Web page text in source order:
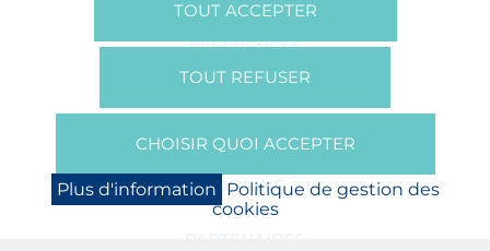
Bureaux
RÉFÉRENCES
SUR NOUS
Presse
BOOKING
NEWS
PARTENAIRES
TOUT ACCEPTER
TOUT REFUSER
CHOISIR QUOI ACCEPTER
Plus d'information Politique de gestion des
cookies